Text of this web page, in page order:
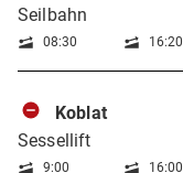
Seilbahn
08:30 16:20
Koblat
Sessellift
9:00 16:00